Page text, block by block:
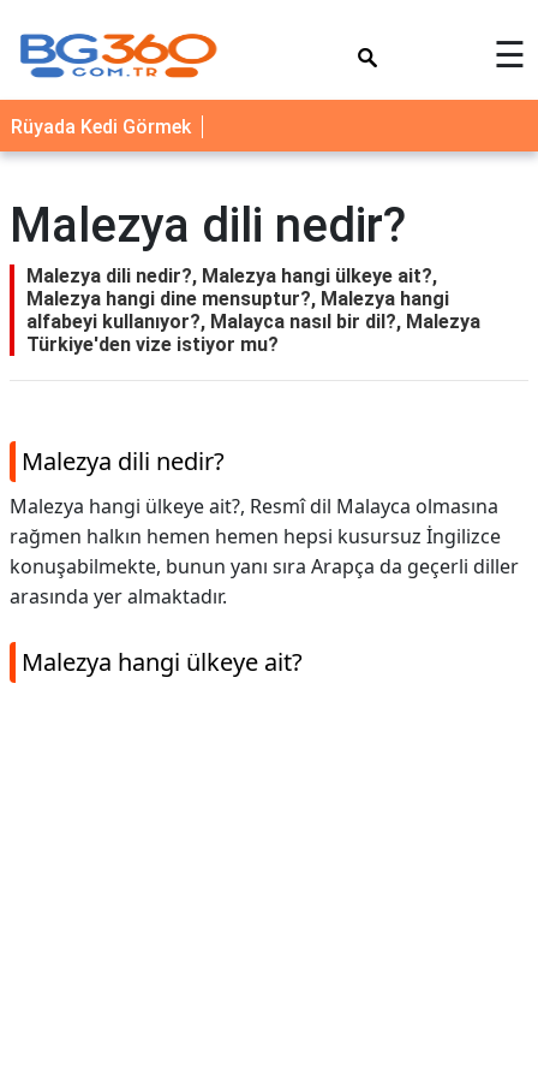
YEMEK
TARİFLERİ
NEDİR
FAYDALARI
SAĞLIK
İLETİŞİM
☰
Rüyada Kedi Görmek
Malezya dili nedir?
Malezya dili nedir?, Malezya hangi ülkeye ait?,
Malezya hangi dine mensuptur?, Malezya hangi
alfabeyi kullanıyor?, Malayca nasıl bir dil?, Malezya
Türkiye'den vize istiyor mu?
Malezya dili nedir?
Malezya hangi ülkeye ait?, Resmî dil Malayca olmasına
rağmen halkın hemen hemen hepsi kusursuz İngilizce
konuşabilmekte, bunun yanı sıra Arapça da geçerli diller
arasında yer almaktadır.
Malezya hangi ülkeye ait?